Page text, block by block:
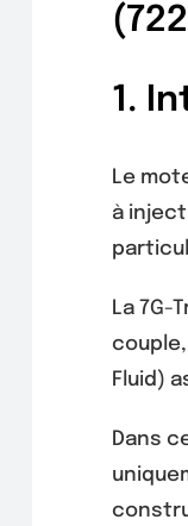
1.
Le
à
La
Fluid)
Dans